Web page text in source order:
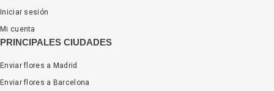
Iniciar sesión
Mi cuenta
PRINCIPALES CIUDADES
Enviar flores a Madrid
Enviar flores a Barcelona